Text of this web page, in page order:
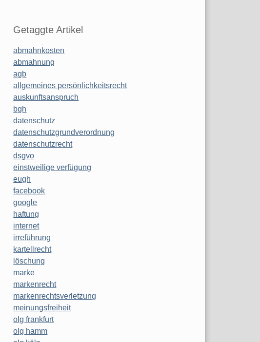
Getaggte Artikel
abmahnkosten
abmahnung
agb
allgemeines persönlichkeitsrecht
auskunftsanspruch
bgh
datenschutz
datenschutzgrundverordnung
datenschutzrecht
dsgvo
einstweilige verfügung
eugh
facebook
google
haftung
internet
irreführung
kartellrecht
löschung
marke
markenrecht
markenrechtsverletzung
meinungsfreiheit
olg frankfurt
olg hamm